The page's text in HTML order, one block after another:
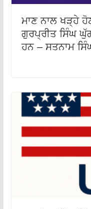
ਮਾਣ ਨਾਲ ਖੜ੍ਹੇ
ਗੁਰਪ੍ਰੀਤ ਸਿੰਘ
ਹਨ – ਸਤਨਾਮ